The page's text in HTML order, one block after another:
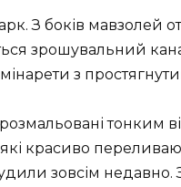
З боків мавзолей
зрошувальний
з
тонким
красиво
зовсім недавно.